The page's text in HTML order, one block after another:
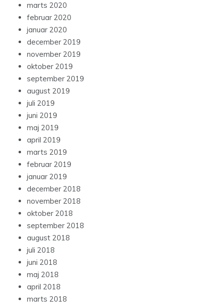
marts 2020
februar 2020
januar 2020
december 2019
november 2019
oktober 2019
september 2019
august 2019
juli 2019
juni 2019
maj 2019
april 2019
marts 2019
februar 2019
januar 2019
december 2018
november 2018
oktober 2018
september 2018
august 2018
juli 2018
juni 2018
maj 2018
april 2018
marts 2018